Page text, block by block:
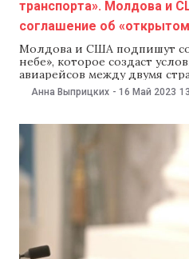
транспорта». Молдова и
соглашение об
Молдова и США подпишут
небе», которое создаст
авиарейсов между двумя
состоится 18 мая в 16:30,
посольства США в
госсекретаря США по
ресурсов Ричард Верма и
Анна Выприцких - 16 Май 2023